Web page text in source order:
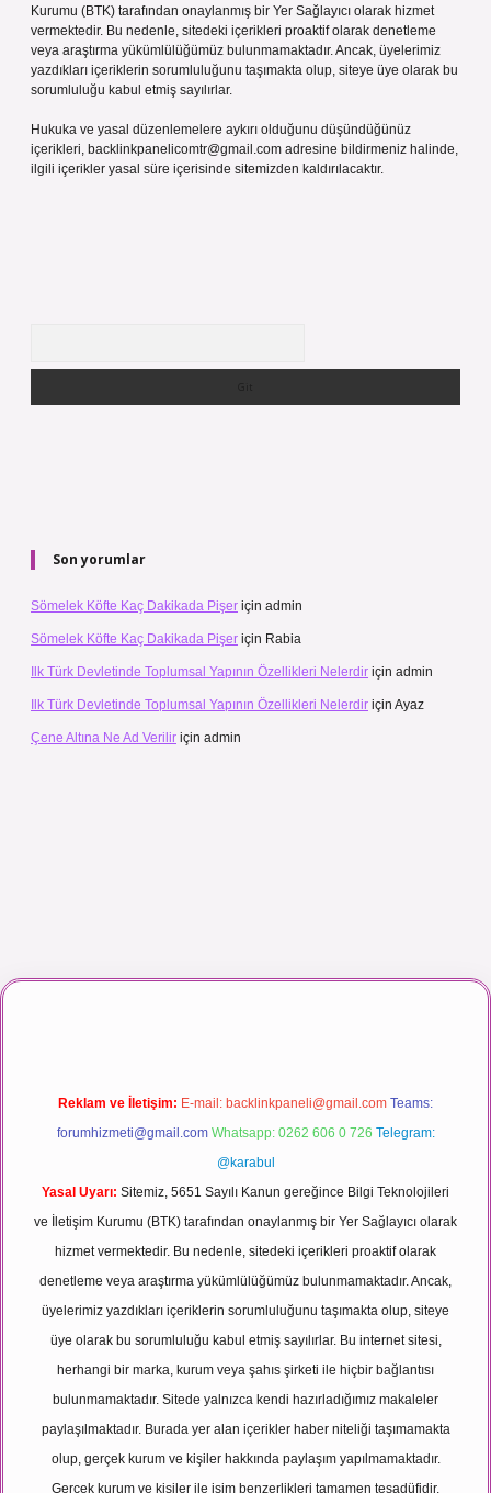
Kurumu (BTK) tarafından onaylanmış bir Yer Sağlayıcı olarak hizmet
vermektedir. Bu nedenle, sitedeki içerikleri proaktif olarak denetleme
veya araştırma yükümlülüğümüz bulunmamaktadır. Ancak, üyelerimiz
yazdıkları içeriklerin sorumluluğunu taşımakta olup, siteye üye olarak bu
sorumluluğu kabul etmiş sayılırlar.
Hukuka ve yasal düzenlemelere aykırı olduğunu düşündüğünüz
içerikleri, backlinkpanelicomtr@gmail.com adresine bildirmeniz halinde,
ilgili içerikler yasal süre içerisinde sitemizden kaldırılacaktır.
Son yorumlar
Sömelek Köfte Kaç Dakikada Pişer için admin
Sömelek Köfte Kaç Dakikada Pişer için Rabia
Ilk Türk Devletinde Toplumsal Yapının Özellikleri Nelerdir için admin
Ilk Türk Devletinde Toplumsal Yapının Özellikleri Nelerdir için Ayaz
Çene Altına Ne Ad Verilir için admin
izle
Reklam ve İletişim: E-mail: backlinkpaneli@gmail.com Teams:
forumhizmeti@gmail.com Whatsapp: 0262 606 0 726 Telegram:
@karabul
Yasal Uyarı: Sitemiz, 5651 Sayılı Kanun gereğince Bilgi Teknolojileri
ve İletişim Kurumu (BTK) tarafından onaylanmış bir Yer Sağlayıcı olarak
hizmet vermektedir. Bu nedenle, sitedeki içerikleri proaktif olarak
denetleme veya araştırma yükümlülüğümüz bulunmamaktadır. Ancak,
üyelerimiz yazdıkları içeriklerin sorumluluğunu taşımakta olup, siteye
üye olarak bu sorumluluğu kabul etmiş sayılırlar. Bu internet sitesi,
herhangi bir marka, kurum veya şahıs şirketi ile hiçbir bağlantısı
bulunmamaktadır. Sitede yalnızca kendi hazırladığımız makaleler
paylaşılmaktadır. Burada yer alan içerikler haber niteliği taşımamakta
olup, gerçek kurum ve kişiler hakkında paylaşım yapılmamaktadır.
Gerçek kurum ve kişiler ile isim benzerlikleri tamamen tesadüfidir.